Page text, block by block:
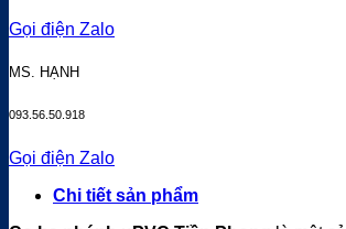
Gọi điện Zalo
MS. HẠNH
093.56.50.918
Gọi điện Zalo
Chi tiết sản phẩm